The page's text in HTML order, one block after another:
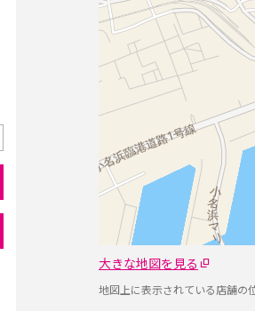
大きな地図を見る
地図上に表示されている店舗の